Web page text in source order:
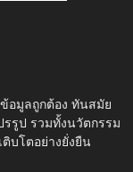
อมูลถูกต้อง ทันสมัย
รูป รวมทั้งนวัตกรรม
บโตอย่างยั่งยืน